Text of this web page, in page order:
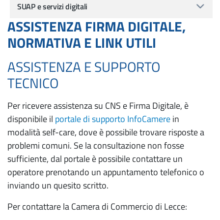
ASSISTENZA FIRMA DIGITALE,
NORMATIVA E LINK UTILI
ASSISTENZA E SUPPORTO
TECNICO
Per ricevere assistenza su CNS e Firma Digitale, è
disponibile il portale di supporto InfoCamerein
modalità self-care, dove è possibile trovare risposte a
problemi comuni. Se la consultazione non fosse
sufficiente, dal portale è possibile contattare un
operatore prenotando un appuntamento telefonico o
inviando un quesito scritto.
Per contattare la Camera di Commercio di Lecce:
SUAP e servizi digitali